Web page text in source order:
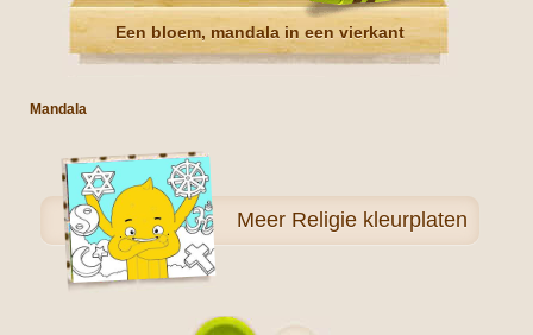
Een bloem, mandala in een vierkant
Mandala
Meer Religie kleurplaten